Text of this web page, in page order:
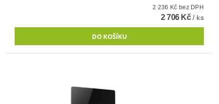
2 236 Kč bez DPH
2 706 Kč/ ks